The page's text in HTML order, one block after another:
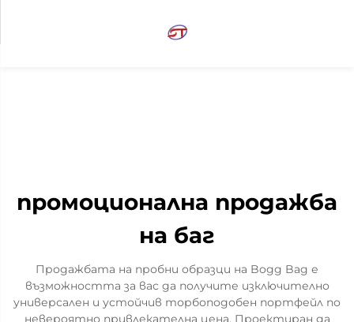
промоционална продажба
на баг
Продажбата на пробни образци на Bogg Bag е
възможността за вас да получите изключително
универсален и устойчив торбоподобен портфейл по
невероятно привлекателна цена. Проектиран да